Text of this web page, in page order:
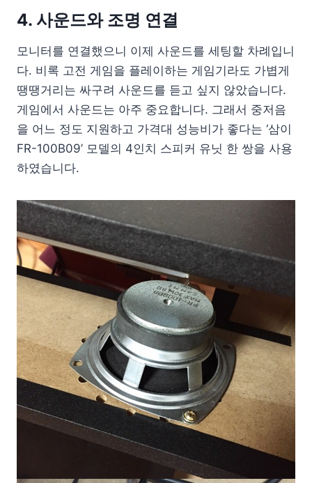
4. 사운드와 조명 연결
모니터를 연결했으니 이제 사운드를 세팅할 차례입니
다. 비록 고전 게임을 플레이하는 게임기라도 가볍게
땡땡거리는 싸구려 사운드를 듣고 싶지 않았습니다.
게임에서 사운드는 아주 중요합니다. 그래서 중저음
을 어느 정도 지원하고 가격대 성능비가 좋다는 ‘삼이
FR-100B09’ 모델의 4인치 스피커 유닛 한 쌍을 사용
하였습니다.